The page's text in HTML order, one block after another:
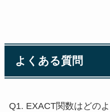
よくある質問
Q1. EXACT関数はどの